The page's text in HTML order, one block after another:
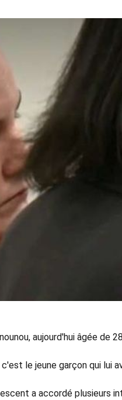
aujourd'hui âgée de
le jeune garçon qui lui
a accordé plusieurs